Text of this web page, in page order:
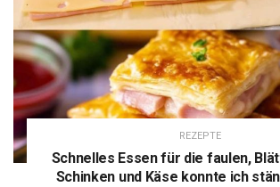
REZEPTE
Schnelles Essen für die faulen,
Schinken und Käse konnte ich